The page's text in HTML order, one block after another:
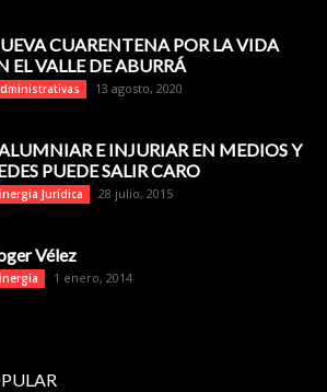
CUARENTENA POR LA VIDA
EL VALLE DE ABURRÁ
13 agosto, 2020
E INJURIAR EN MEDIOS Y
PUEDE SALIR CARO
Jurídica 28 julio, 2015
Vélez
1 enero, 2014